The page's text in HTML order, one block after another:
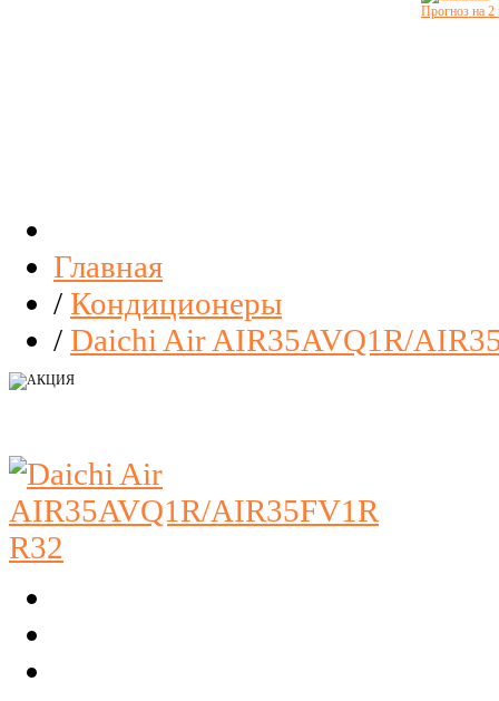
Прогноз на 2
Главная
/ Кондиционеры
/ Daichi Air AIR35AVQ1R/